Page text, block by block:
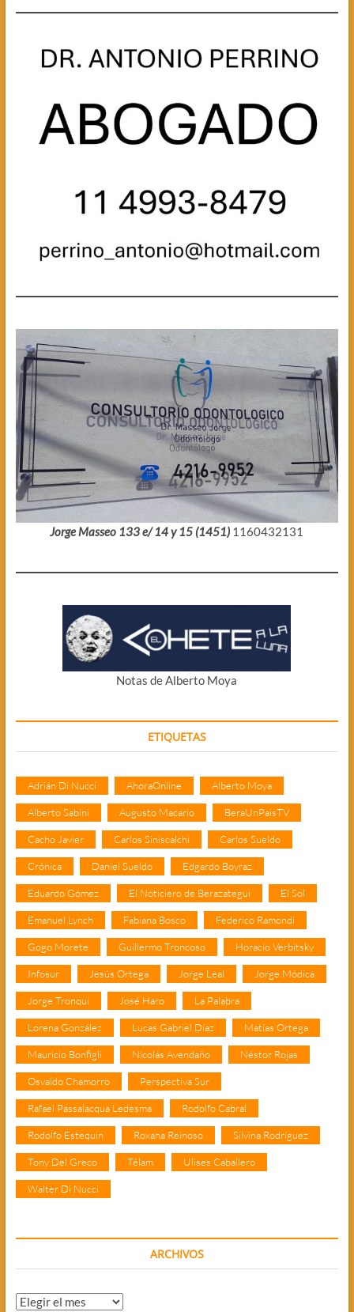
Jorge Masseo 133 e/ 14 y 15 (1451) 1160432131
Notas de Alberto Moya
ETIQUETAS
Adrián Di Nucci AhoraOnline Alberto Moya
Alberto Sabini Augusto Macario BeraUnPaisTV
Cacho Javier Carlos Siniscalchi Carlos Sueldo
Crónica Daniel Sueldo Edgardo Boyraz
Eduardo Gómez El Noticiero de Berazategui El Sol
Emanuel Lynch Fabiana Bosco Federico Ramondi
Gogo Morete Guillermo Troncoso Horacio Verbitsky
Infosur Jesús Ortega Jorge Leal Jorge Módica
Jorge Tronqui José Haro La Palabra
Lorena González Lucas Gabriel Díaz Matías Ortega
Mauricio Bonfigli Nicolás Avendaño Néstor Rojas
Osvaldo Chamorro Perspectiva Sur
Rafael Passalacqua Ledesma Rodolfo Cabral
Rodolfo Estequin Roxana Reinoso Silvina Rodríguez
Tony Del Greco Télam Ulises Caballero
Walter Di Nucci
ARCHIVOS
Archivos